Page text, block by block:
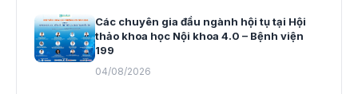
Các chuyên gia đầu ngành hội tụ tại Hội
thảo khoa học Nội khoa 4.0 – Bệnh viện
199
04/08/2026